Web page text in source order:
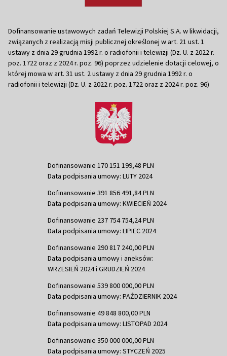
Dofinansowanie ustawowych zadań Telewizji Polskiej S.A. w likwidacji,
związanych z realizacją misji publicznej określonej w art. 21 ust. 1
ustawy z dnia 29 grudnia 1992 r. o radiofonii i telewizji (Dz. U. z 2022 r.
poz. 1722 oraz z 2024 r. poz. 96) poprzez udzielenie dotacji celowej, o
której mowa w art. 31 ust. 2 ustawy z dnia 29 grudnia 1992 r. o
radiofonii i telewizji (Dz. U. z 2022 r. poz. 1722 oraz z 2024 r. poz. 96)
Dofinansowanie 170 151 199,48 PLN
Data podpisania umowy: LUTY 2024
Dofinansowanie 391 856 491,84 PLN
Data podpisania umowy: KWIECIEŃ 2024
Dofinansowanie 237 754 754,24 PLN
Data podpisania umowy: LIPIEC 2024
Dofinansowanie 290 817 240,00 PLN
Data podpisania umowy i aneksów:
WRZESIEŃ 2024 i GRUDZIEŃ 2024
Dofinansowanie 539 800 000,00 PLN
Data podpisania umowy: PAŹDZIERNIK 2024
Dofinansowanie 49 848 800,00 PLN
Data podpisania umowy: LISTOPAD 2024
Dofinansowanie 350 000 000,00 PLN
Data podpisania umowy: STYCZEŃ 2025